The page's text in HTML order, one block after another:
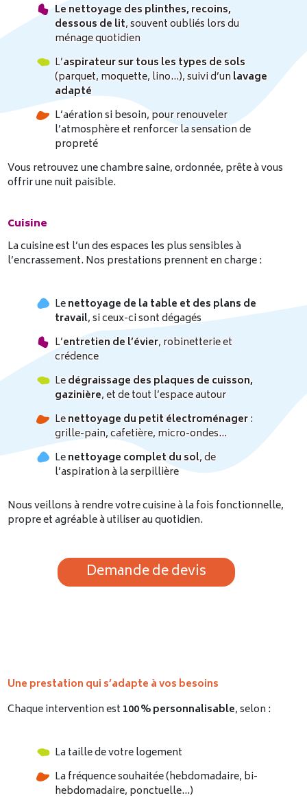
Le nettoyage des plinthes, recoins,
dessous de lit, souvent oubliés lors du
ménage quotidien
L’aspirateur sur tous les types de sols
(parquet, moquette, lino…), suivi d’un lavage
adapté
L’aération si besoin, pour renouveler
l’atmosphère et renforcer la sensation de
propreté
Vous retrouvez une chambre saine, ordonnée, prête à vous
offrir une nuit paisible.
Cuisine
La cuisine est l’un des espaces les plus sensibles à
l’encrassement. Nos prestations prennent en charge :
Lenettoyage de la table et des plans de
travail, si ceux-ci sont dégagés
L’entretien de l’évier, robinetterie et
crédence
Ledégraissage des plaques de cuisson,
gazinière, et de tout l’espace autour
Lenettoyage du petit électroménager:
grille-pain, cafetière, micro-ondes…
Lenettoyage complet du sol, de
l’aspiration à la serpillière
Nous veillons à rendre votre cuisine à la fois fonctionnelle,
propre et agréable à utiliser au quotidien.
Demande de devis
Une prestation qui s’adapte à vos besoins
Chaque intervention est 100% personnalisable, selon :
La taille de votre logement
La fréquence souhaitée (hebdomadaire, bi-
hebdomadaire, ponctuelle…)